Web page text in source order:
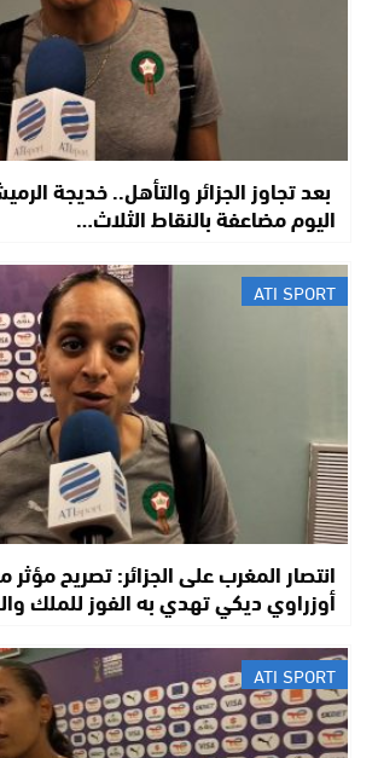
بعد تجاوز الجزائر والتأهل.. خديجة
اليوم مضاعفة بالنقاط الثلاث…
ATI SPORT
انتصار المغرب على الجزائر: تصريح
أوزراوي ديكي تهدي به الفوز للملك
ATI SPORT